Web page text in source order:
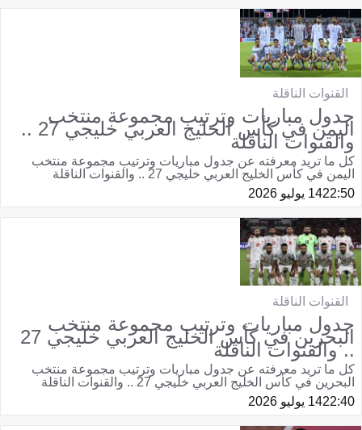
القنوات الناقلة
جدول مباريات وترتيب مجموعة منتخب
اليمن في كأس الخليج العربي خليجي 27 ..
والقنوات الناقلة
كل ما تريد معرفته عن جدول مباريات وترتيب مجموعة منتخب
اليمن في كأس الخليج العربي خليجي 27 .. والقنوات الناقلة
22:5014 يوليو 2026
القنوات الناقلة
جدول مباريات وترتيب مجموعة منتخب
البحرين في كأس الخليج العربي خليجي 27
.. والقنوات الناقلة
كل ما تريد معرفته عن جدول مباريات وترتيب مجموعة منتخب
البحرين في كأس الخليج العربي خليجي 27 .. والقنوات الناقلة
22:4014 يوليو 2026